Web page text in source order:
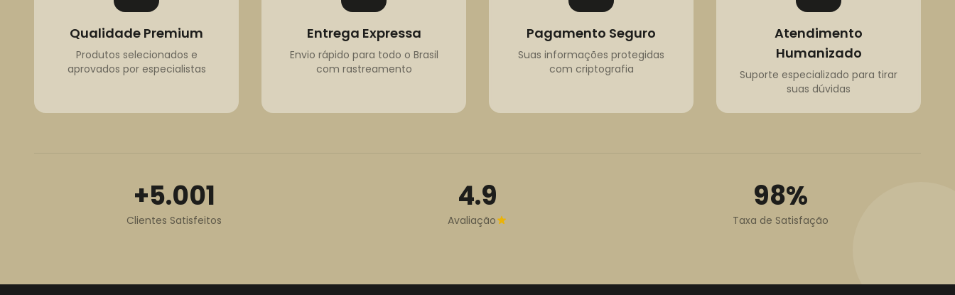
Qualidade Premium
Produtos selecionados e
aprovados por especialistas
Entrega Expressa
Envio rápido para todo o Brasil
com rastreamento
Pagamento Seguro
Suas informações protegidas
com criptografia
Atendimento
Humanizado
Suporte especializado para tirar
suas dúvidas
+5.001
Clientes Satisfeitos
4.9
Avaliação
98%
Taxa de Satisfação